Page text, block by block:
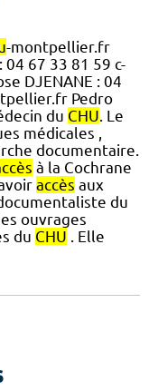
-montpellier.fr
04 67 33 81 59 c-
DJENANE : 04
Pedro
du CHU . Le
médicales ,
documentaire.
à la Cochrane
accès aux
du
ouvrages
du CHU . Elle